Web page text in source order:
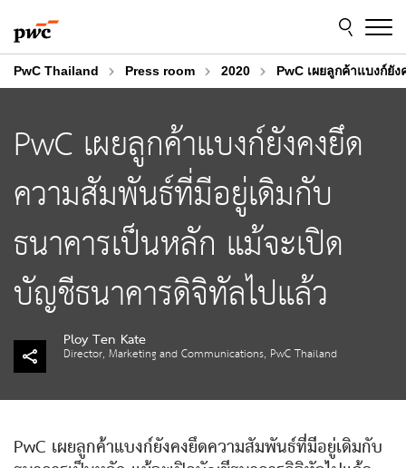
to
content
to
footer
PwC Thailand Press room 2020 PwC เผยลูกค้าแบงก์
PwC เผยลูกค้าแบงก์ยังคงยึด
ความสัมพันธ์ที่มีอยู่เดิมกับ
ธนาคารเป็นหลัก แม้จะเปิด
บัญชีธนาคารดิจิทัลไปแล้ว
Ploy Ten Kate
Director, Marketing and Communications, PwC Thailand
PwC เผยลูกค้าแบงก์ยังคงยึดความสัมพันธ์ที่มีอยู่เดิมกับ